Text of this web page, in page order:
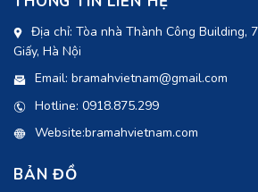
Địa chỉ: Tòa nhà Thành Công Building,
Giấy, Hà Nội
Email: bramahvietnam@gmail.com
Hotline: 0918.875.299
Website:bramahvietnam.com
BẢN ĐỒ